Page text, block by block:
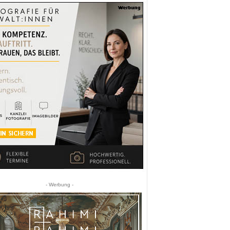
- Werbung -